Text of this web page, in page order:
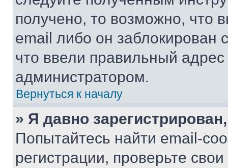
получено, то возможно, что
email либо он
что ввели правильный адрес
администратором.
Вернуться к началу
» Я давно
Попытайтесь найти email-
регистрации, проверьте